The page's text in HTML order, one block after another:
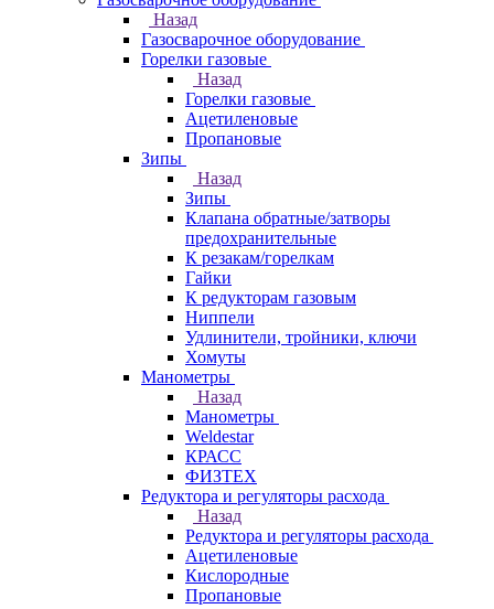
Назад
Газосварочное оборудование
Горелки газовые
Назад
Горелки газовые
Ацетиленовые
Пропановые
Зипы
Назад
Зипы
Клапана обратные/затворы
предохранительные
К резакам/горелкам
Гайки
К редукторам газовым
Ниппели
Удлинители, тройники, ключи
Хомуты
Манометры
Назад
Манометры
Weldestar
КРАСС
ФИЗТЕХ
Редуктора и регуляторы расхода
Назад
Редуктора и регуляторы расхода
Ацетиленовые
Кислородные
Пропановые